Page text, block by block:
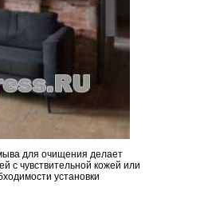
для очищения делает
с чувствительной кожей или
установки